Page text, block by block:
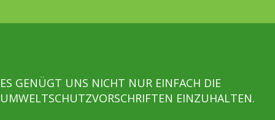
ES GENÜGT UNS NICHT NUR EINFACH DIE
UMWELTSCHUTZVORSCHRIFTEN EINZUHALTEN.